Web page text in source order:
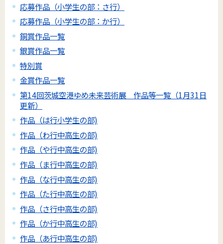
応募作品（小学生の部：さ行）
応募作品（小学生の部：か行）
銅賞作品一覧
銀賞作品一覧
特別賞
金賞作品一覧
第14回茨城空港ゆめ未来芸術展 作品等一覧（1月31日
更新）
作品（は行小学生の部)
作品（わ行中高生の部)
作品（や行中高生の部)
作品（ま行中高生の部)
作品（な行中高生の部)
作品（た行中高生の部)
作品（さ行中高生の部)
作品（か行中高生の部)
作品（あ行中高生の部)